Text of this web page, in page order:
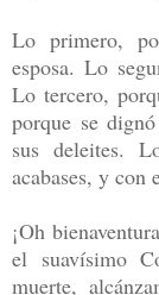
Lo primero,
esposa. Lo
Lo tercero,
porque se
sus deleites.
acabases, y con
¡Oh
el suavísimo
muerte,